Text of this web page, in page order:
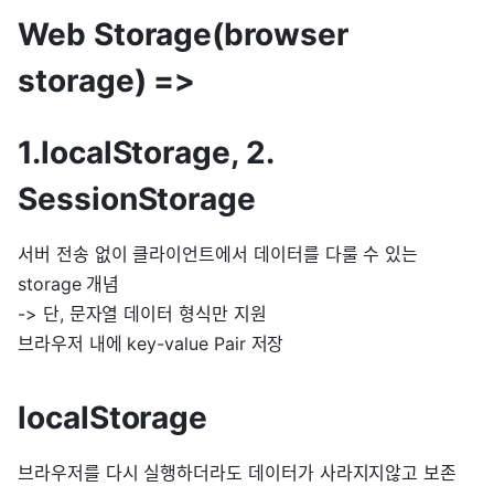
Web Storage(browser
storage) =>
1.localStorage, 2.
SessionStorage
서버 전송 없이 클라이언트에서 데이터를 다룰 수 있는
storage 개념
-> 단, 문자열 데이터 형식만 지원
브라우저 내에 key-value Pair 저장
localStorage
브라우저를 다시 실행하더라도 데이터가 사라지지않고 보존